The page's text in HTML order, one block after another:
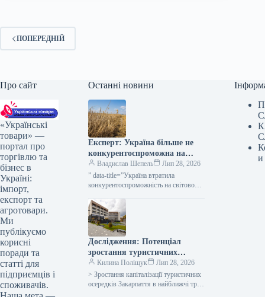
ПОПЕРЕДНІЙ
Про сайт
«Українські
товари» —
портал про
торгівлю та
бізнес в
Україні:
імпорт,
експорт та
агротовари.
Ми
публікуємо
корисні
поради та
статті для
підприємців і
споживачів.
Останні новини
Експерт: Україна більше не
конкурентоспроможна на
міжнародному ринку жита —
КУРКУЛЬ
Владислав Шепель
Лип 28, 2026
” data-title=”Україна втратила
конкурентоспроможність на світовому
url=”https://kurkul.com/news/41768-
ukrayina-vtratila-konkurentospromojnist-
na-svitovomu-rinku-jita–ekspert”>
Україна втратила
конкурентоспроможність на світовому
ринку жита — експерт…
Дослідження: Потенціал
зростання туристичних
кластерів Закарпаття до 2028
року – 50%
Килина Поліщук
Лип 28, 2026
> Зростання капіталізації туристичних
осередків Закарпаття в найближчі три
и